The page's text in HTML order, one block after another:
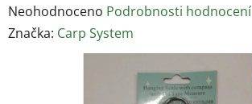
Průměrné
hodnocení
Neohodnoceno Podrobnosti hodnocení
Značka: Carp System